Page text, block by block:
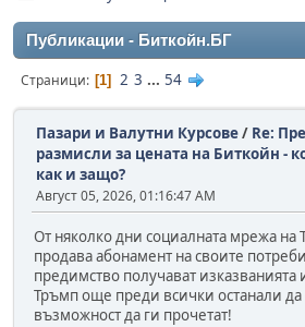
Публикации - Биткойн.БГ
Страници 1 2 3 ... 54
Пазари и Валутни Курсове/ Re:
размисли за цената на Биткойн -
как и защо?
Август 05, 2026, 01:16:47 AM
От няколко дни социалната мрежа на
продава абонамент на своите
предимство получават изказванията
Тръмп още преди всички останали да
възможност да ги прочетат!